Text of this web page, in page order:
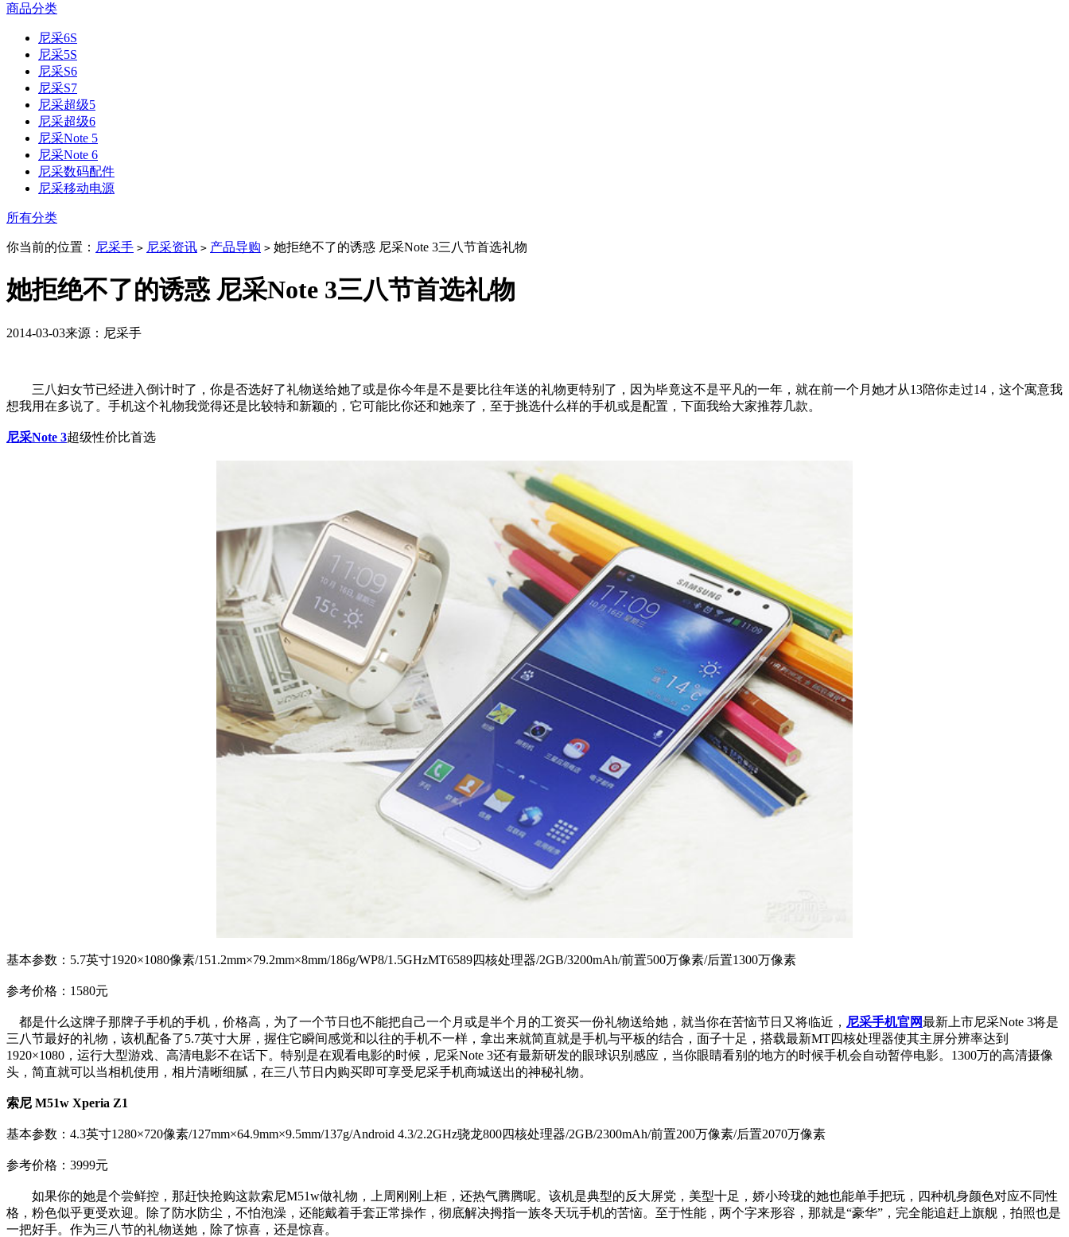
商品分类
尼采6S
尼采5S
尼采S6
尼采S7
尼采超级5
尼采超级6
尼采Note 5
尼采Note 6
尼采数码配件
尼采移动电源
所有分类
你当前的位置： 尼采手 > 尼采资讯 > 产品导购 > 她拒绝不了的诱惑 尼采Note 3三八节首选礼物
她拒绝不了的诱惑 尼采Note 3三八节首选礼物
2014-03-03来源：尼采手
三八妇女节已经进入倒计时了，你是否选好了礼物送给她了或是你今年是不是要比往年送的礼物更特别了，因为毕竟这不是平凡的一年，就在前一个月她才从13陪你走过14，这个寓意我
想我用在多说了。手机这个礼物我觉得还是比较特和新颖的，它可能比你还和她亲了，至于挑选什么样的手机或是配置，下面我给大家推荐几款。
尼采Note 3超级性价比首选
基本参数：5.7英寸1920×1080像素/151.2mm×79.2mm×8mm/186g/WP8/1.5GHzMT6589四核处理器/2GB/3200mAh/前置500万像素/后置1300万像素
参考价格：1580元
都是什么这牌子那牌子手机的手机，价格高，为了一个节日也不能把自己一个月或是半个月的工资买一份礼物送给她，就当你在苦恼节日又将临近， 尼采手机官网最新上市尼采Note 3将是
三八节最好的礼物，该机配备了5.7英寸大屏，握住它瞬间感觉和以往的手机不一样，拿出来就简直就是手机与平板的结合，面子十足，搭载最新MT四核处理器使其主屏分辨率达到
1920×1080，运行大型游戏、高清电影不在话下。特别是在观看电影的时候，尼采Note 3还有最新研发的眼球识别感应，当你眼睛看别的地方的时候手机会自动暂停电影。1300万的高清摄像
头，简直就可以当相机使用，相片清晰细腻，在三八节日内购买即可享受尼采手机商城送出的神秘礼物。
索尼 M51w Xperia Z1
基本参数：4.3英寸1280×720像素/127mm×64.9mm×9.5mm/137g/Android 4.3/2.2GHz骁龙800四核处理器/2GB/2300mAh/前置200万像素/后置2070万像素
参考价格：3999元
如果你的她是个尝鲜控，那赶快抢购这款索尼M51w做礼物，上周刚刚上柜，还热气腾腾呢。该机是典型的反大屏党，美型十足，娇小玲珑的她也能单手把玩，四种机身颜色对应不同性
格，粉色似乎更受欢迎。除了防水防尘，不怕泡澡，还能戴着手套正常操作，彻底解决拇指一族冬天玩手机的苦恼。至于性能，两个字来形容，那就是“豪华”，完全能追赶上旗舰，拍照也是
一把好手。作为三八节的礼物送她，除了惊喜，还是惊喜。